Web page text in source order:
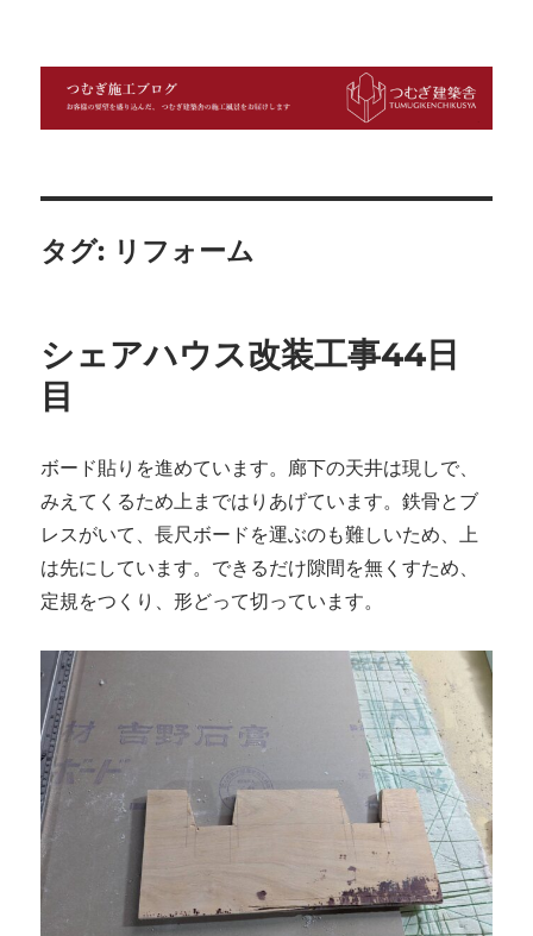
つむぎ施工ブログ
タグ: リフォーム
シェアハウス改装工事44日
目
ボード貼りを進めています。廊下の天井は現しで、
みえてくるため上まではりあげています。鉄骨とブ
レスがいて、長尺ボードを運ぶのも難しいため、上
は先にしています。できるだけ隙間を無くすため、
定規をつくり、形どって切っています。